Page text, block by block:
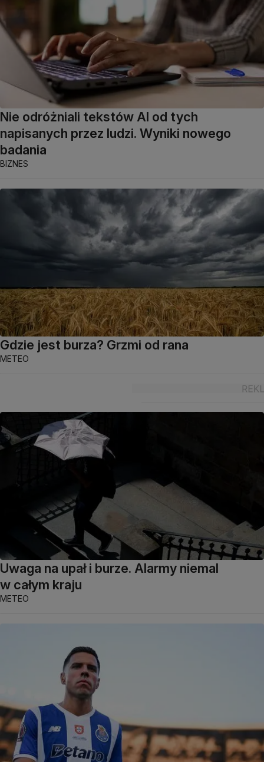
Nie odróżniali tekstów AI od tych
napisanych przez ludzi. Wyniki nowego
badania
BIZNES
Gdzie jest burza? Grzmi od rana
METEO
Uwaga na upał i burze. Alarmy niemal
w całym kraju
METEO